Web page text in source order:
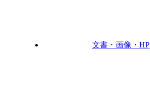
文書・画像・HP